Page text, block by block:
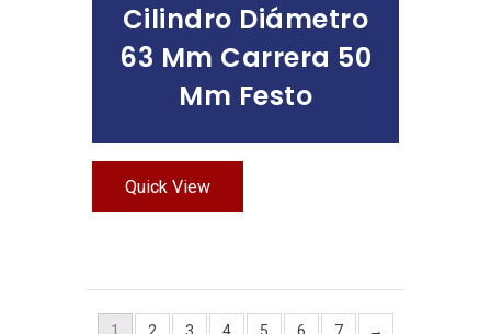
Cilindro Diámetro
63 Mm Carrera 50
Mm Festo
Quick View